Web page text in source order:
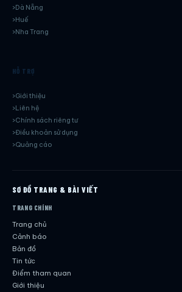
Dà Nẵng
Huế
Nha Trang
HỖ TRỢ
Giới thiệu
Liên hệ
Chính sách riêng tư
Điều khoản sử dụng
Quảng cáo
SƠ ĐỒ TRANG & BÀI VIẾT
TRANG CHÍNH
Trang chủ
Cảnh báo
Bản đồ
Tin tức
Điểm tham quan
Giới thiệu